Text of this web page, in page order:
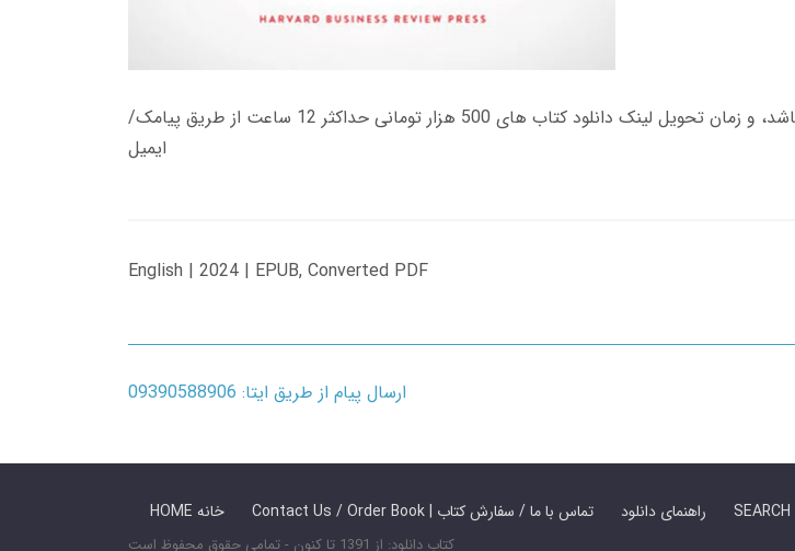
زمان تحویل کتاب های 600 هزار تومانی دانلود فوری از حساب کاربری می باشد، و زمان تحویل لینک دانلود کتاب های 500 هزار تومانی حداکثر 12 ساعت از طریق پیامک/
ایمیل
English | 2024 | EPUB, Converted PDF
ارسال پیام از طریق ایتا: 09390588906
HOME خانه Contact Us / Order Book | تماس با ما / سفارش کتاب راهنمای دانلود
کتاب دانلود: از 1391 تا کنون - تمامی حقوق محفوظ است